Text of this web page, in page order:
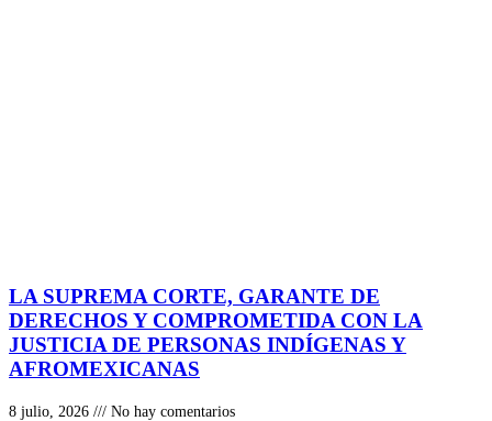
LA SUPREMA CORTE, GARANTE DE
DERECHOS Y COMPROMETIDA CON LA
JUSTICIA DE PERSONAS INDÍGENAS Y
AFROMEXICANAS
8 julio, 2026 No hay comentarios